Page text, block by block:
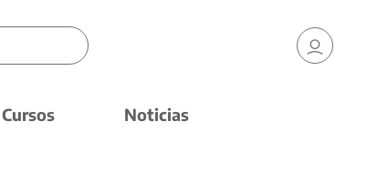
Cursos Noticias